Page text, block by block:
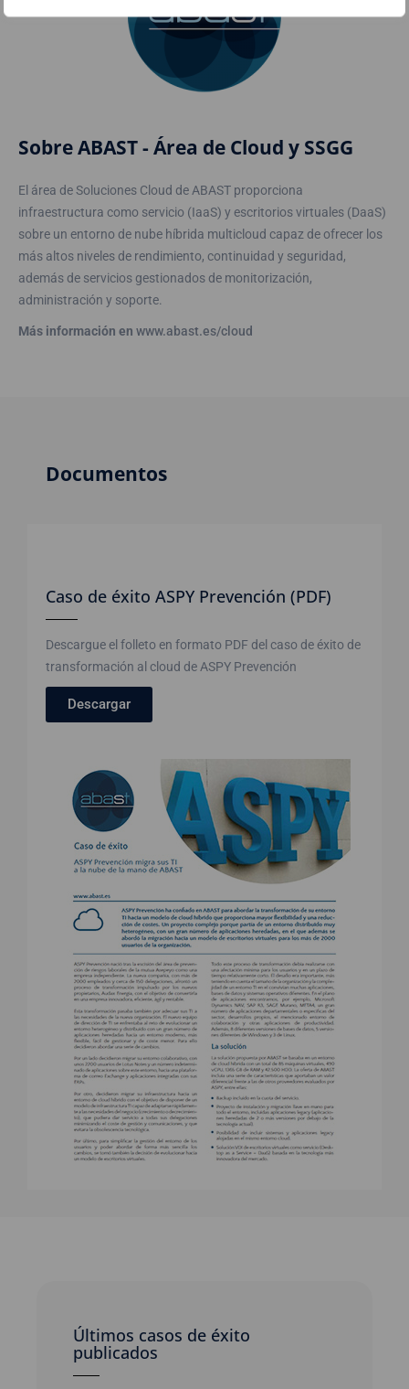
Sobre ABAST - Área de Cloud y SSGG
El área de Soluciones Cloud de ABAST proporciona
infraestructura como servicio (IaaS) y escritorios virtuales (DaaS)
sobre un entorno de nube híbrida multicloud capaz de ofrecer los
más altos niveles de rendimiento, continuidad y seguridad,
además de servicios gestionados de monitorización,
administración y soporte.
Más información en www.abast.es/cloud
Documentos
Caso de éxito ASPY Prevención (PDF)
Descargue el folleto en formato PDF del caso de éxito de
transformación al cloud de ASPY Prevención
Descargar
Últimos casos de éxito
publicados